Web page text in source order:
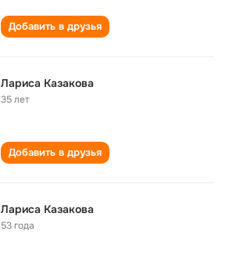
Добавить в друзья
Лариса Казакова
35 лет
Добавить в друзья
Лариса Казакова
53 года